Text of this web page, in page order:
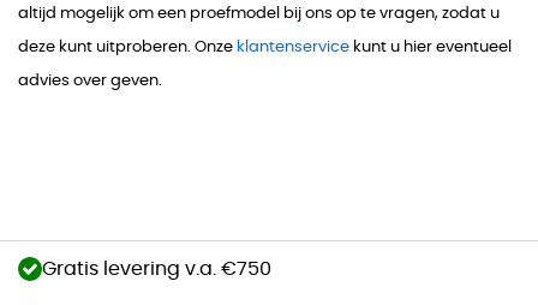
altijd mogelijk om een proefmodel bij ons op te vragen, zodat u
deze kunt uitproberen. Onze klantenservice kunt u hier eventueel
advies over geven.
Gratis levering v.a. €750